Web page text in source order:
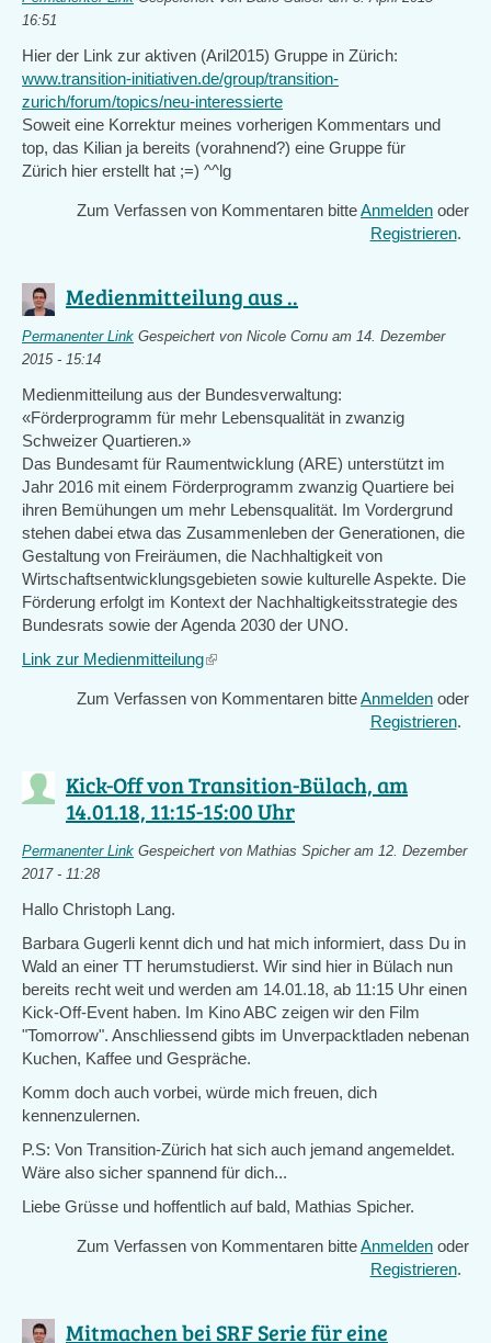
16:51
Hier der Link zur aktiven (Aril2015) Gruppe in Zürich:
www.transition-initiativen.de/group/transition-
zurich/forum/topics/neu-interessierte
Soweit eine Korrektur meines vorherigen Kommentars und
top, das Kilian ja bereits (vorahnend?) eine Gruppe für
Zürich hier erstellt hat ;=) ^^lg
Zum Verfassen von Kommentaren bitteAnmelden oder
Registrieren.
Medienmitteilung aus ..
Permanenter Link Gespeichert von Nicole Cornu am 14. Dezember
2015 - 15:14
Medienmitteilung aus der Bundesverwaltung:
«Förderprogramm für mehr Lebensqualität in zwanzig
Schweizer Quartieren.»
Das Bundesamt für Raumentwicklung (ARE) unterstützt im
Jahr 2016 mit einem Förderprogramm zwanzig Quartiere bei
ihren Bemühungen um mehr Lebensqualität. Im Vordergrund
stehen dabei etwa das Zusammenleben der Generationen, die
Gestaltung von Freiräumen, die Nachhaltigkeit von
Wirtschaftsentwicklungsgebieten sowie kulturelle Aspekte. Die
Förderung erfolgt im Kontext der Nachhaltigkeitsstrategie des
Bundesrats sowie der Agenda 2030 der UNO.
Link zur Medienmitteilung(link
external)
Zum Verfassen von Kommentaren bitteAnmelden oder
Registrieren.
Kick-Off von Transition-Bülach, am
14.01.18, 11:15-15:00 Uhr
Permanenter Link Gespeichert von Mathias Spicheram 12. Dezember
2017 - 11:28
Hallo Christoph Lang.
Barbara Gugerli kennt dich und hat mich informiert, dass Du in
Wald an einer TT herumstudierst. Wir sind hier in Bülach nun
bereits recht weit und werden am 14.01.18, ab 11:15 Uhr einen
Kick-Off-Event haben. Im Kino ABC zeigen wir den Film
"Tomorrow". Anschliessend gibts im Unverpacktladen nebenan
Kuchen, Kaffee und Gespräche.
Komm doch auch vorbei, würde mich freuen, dich
kennenzulernen.
P.S: Von Transition-Zürich hat sich auch jemand angemeldet.
Wäre also sicher spannend für dich...
Liebe Grüsse und hoffentlich auf bald, Mathias Spicher.
Zum Verfassen von Kommentaren bitteAnmelden oder
Registrieren.
Mitmachen bei SRF Serie für eine